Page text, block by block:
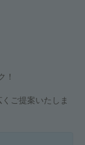
！
ご提案いたしま